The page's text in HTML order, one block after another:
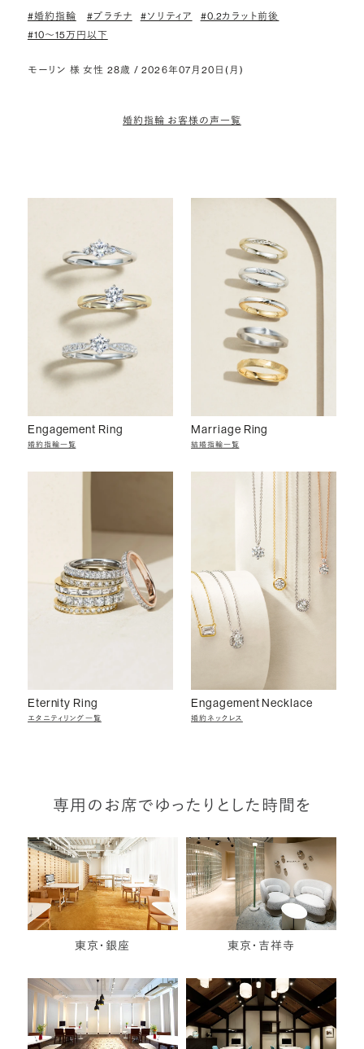
#婚約指輪 #プラチナ #ソリティア
#0.2カラット前後
#10〜15万円以下
モーリン 様 女性 28歳 / 2026年07月20日(月)
婚約指輪 お客様の声一覧
Engagement Ring
婚約指輪一覧
Marriage Ring
結婚指輪一覧
Eternity Ring
エタニティリング一覧
Engagement Necklace
婚約ネックレス
専用のお席でゆったりとした時間を
東京・銀座 東京・吉祥寺